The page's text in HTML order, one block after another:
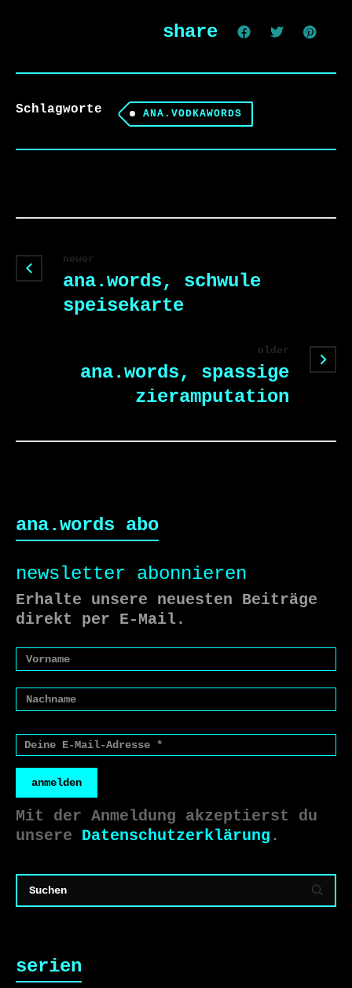
share
Schlagworte ANA.VODKAWORDS
newer
ana.words, schwule
speisekarte
older
ana.words, spassige
zieramputation
ana.words abo
newsletter abonnieren
Erhalte unsere neuesten Beiträge
direkt per E-Mail.
anmelden
Mit der Anmeldung akzeptierst du
unsere Datenschutzerklärung .
serien